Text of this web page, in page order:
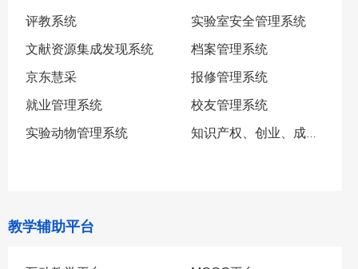
评教系统 实验室安全管理系统
文献资源集成发现系统 档案管理系统
京东慧采 报修管理系统
就业管理系统 校友管理系统
实验动物管理系统 知识产权、创业、成果
教学辅助平台